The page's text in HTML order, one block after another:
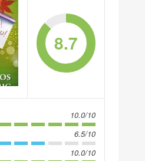
8.7
10.0/10
6.5/10
10.0/10